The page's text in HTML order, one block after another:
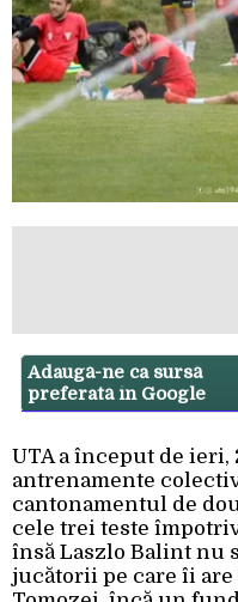
Adaugă-ne ca sursă
preferată în Google
UTA a început de ieri,
antrenamente
cantonamentul de
cele trei teste
însă Laszlo Balint nu
jucătorii pe care îi